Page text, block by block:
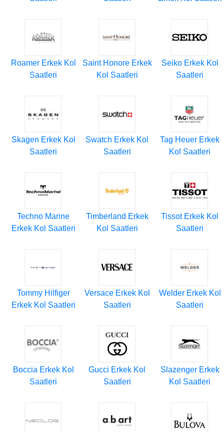
Roamer Erkek Kol
Saatleri
Saint Honore Erkek
Kol Saatleri
Seiko Erkek Kol
Saatleri
Skagen Erkek Kol
Saatleri
Swatch Erkek Kol
Saatleri
Tag Heuer Erkek
Kol Saatleri
Techno Marine
Erkek Kol Saatleri
Timberland Erkek
Kol Saatleri
Tissot Erkek Kol
Saatleri
Tommy Hilfiger
Erkek Kol Saatleri
Versace Erkek Kol
Saatleri
Welder Erkek Kol
Saatleri
Boccia Erkek Kol
Saatleri
Gucci Erkek Kol
Saatleri
Slazenger Erkek
Kol Saatleri